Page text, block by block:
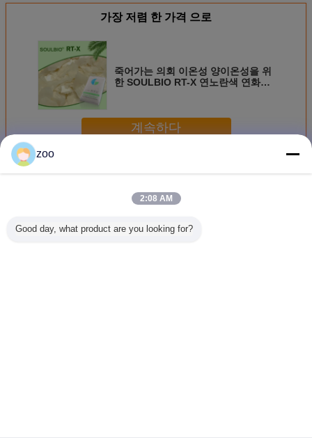
가장 저렴 한 가격 으로
죽어가는 의회 이온성 양이온성을 위
한 SOULBIO RT-X 연노란색 연화제
계속하다
더 많은 것
zoo
2:08 AM
Good day, what product are you looking for?